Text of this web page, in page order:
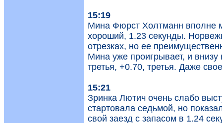
15:19
Мина Фюрст Холтманн вполне
хороший, 1.23 секунды.
отрезках, но ее
Мина уже проигрывает, и внизу
третья, +0.70, третья. Даже
15:21
Зринка Лютич очень слабо
стартовала седьмой, но
свой заезд с запасом в 1.24